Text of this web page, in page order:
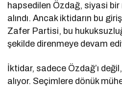
hapsedilen Özdağ, siyasi
alındı. Ancak iktidarın bu
Zafer Partisi, bu
şekilde direnmeye devam
İktidar, sadece Özdağ’ı
alıyor. Seçimlere dönük